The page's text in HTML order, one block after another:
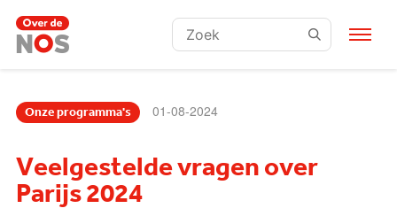
Zoeken:
Onze programma's 01-08-2024
Veelgestelde vragen over
Parijs 2024